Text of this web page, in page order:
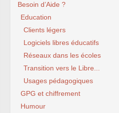
Besoin d’Aide ?
Education
Clients légers
Logiciels libres éducatifs
Réseaux dans les écoles
Transition vers le Libre...
Usages pédagogiques
GPG et chiffrement
Humour